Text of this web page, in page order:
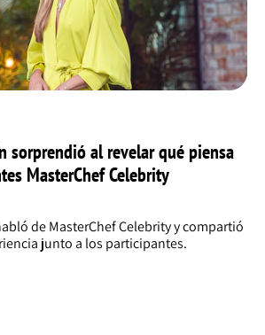
sorprendió al revelar qué piensa
MasterChef Celebrity
de MasterChef Celebrity y compartió
junto a los participantes.